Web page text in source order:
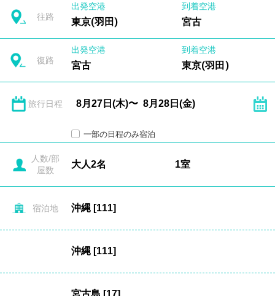
往路
出発空港
東京(羽田)
到着空港
宮古
復路
出発空港
宮古
到着空港
東京(羽田)
旅行日程
一部の日程のみ宿泊
人数/部
屋数
宿泊地